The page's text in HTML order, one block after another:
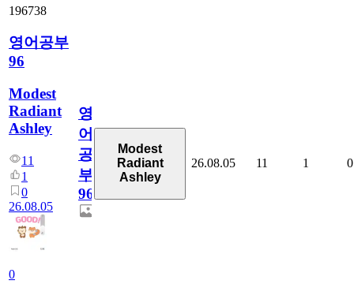
196738
영어공부
96
Modest
Radiant
Ashley
11
1
0
26.08.05
0
영
어
공
부
96
Modest
Radiant
Ashley
26.08.05 11 1 0